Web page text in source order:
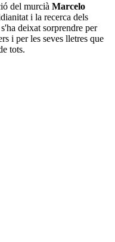
del murcià Marcelo
i la recerca dels
deixat sorprendre per
i per les seves lletres que
tots.